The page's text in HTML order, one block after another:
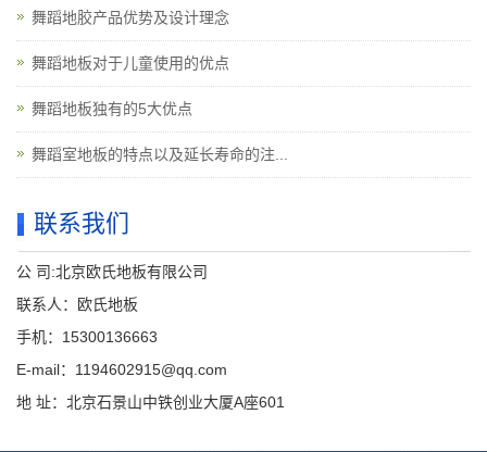
舞蹈地胶产品优势及设计理念
舞蹈地板对于儿童使用的优点
舞蹈地板独有的5大优点
舞蹈室地板的特点以及延长寿命的注...
联系我们
公 司:北京欧氏地板有限公司
联系人：欧氏地板
手机：15300136663
E-mail：1194602915@qq.com
地 址：北京石景山中铁创业大厦A座601